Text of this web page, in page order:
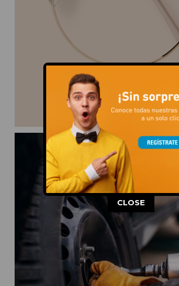
This popup will close in:11
CLOSE